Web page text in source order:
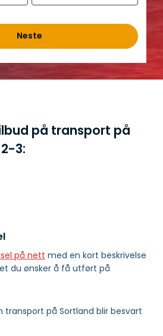
Neste
på transport på
3:
på nett med en kort beskrivelse
du ønsker å få utført på
transport på Sortland blir besvart